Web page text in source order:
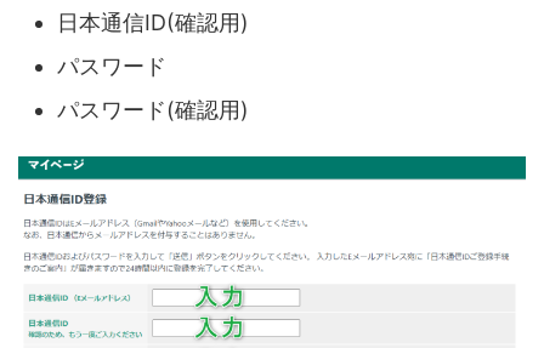
日本通信ID(確認用)
パスワード
パスワード(確認用)